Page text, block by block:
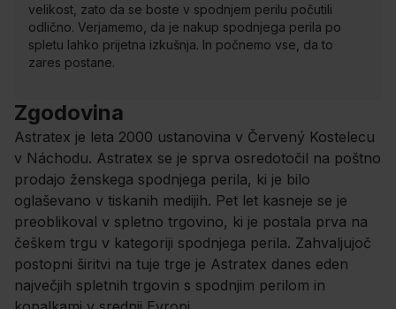
velikost, zato da se boste v spodnjem perilu počutili
odlično. Verjamemo, da je nakup spodnjega perila po
spletu lahko prijetna izkušnja. In počnemo vse, da to
zares postane.
Zgodovina
Astratex je leta 2000 ustanovina v Červený Kostelecu
v Náchodu. Astratex se je sprva osredotočil na poštno
prodajo ženskega spodnjega perila, ki je bilo
oglaševano v tiskanih medijih. Pet let kasneje se je
preoblikoval v spletno trgovino, ki je postala prva na
češkem trgu v kategoriji spodnjega perila. Zahvaljujoč
postopni širitvi na tuje trge je Astratex danes eden
največjih spletnih trgovin s spodnjim perilom in